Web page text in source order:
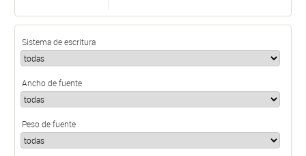
Sistema de escritura
Ancho de fuente
Peso de fuente